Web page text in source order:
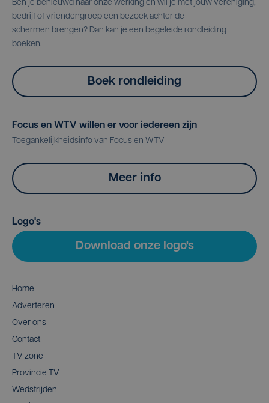
Ben je benieuwd naar onze werking en wil je met jouw vereniging,
bedrijf of vriendengroep een bezoek achter de
schermen brengen? Dan kan je een begeleide rondleiding
boeken.
Boek rondleiding
Focus en WTV willen er voor iedereen zijn
Toegankelijkheidsinfo van Focus en WTV
Meer info
Logo's
Download onze logo's
Home
Adverteren
Over ons
Contact
TV zone
Provincie TV
Wedstrijden